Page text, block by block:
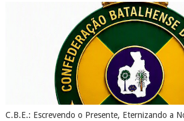
C.B.E.: Escrevendo o Presente, Eternizando a